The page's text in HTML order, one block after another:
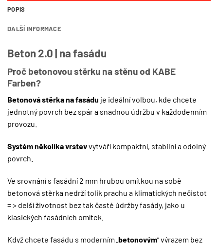
POPIS
DALŠÍ INFORMACE
Beton 2.0 | na fasádu
Proč betonovou stěrku na stěnu od KABE
Farben?
Betonová stěrka na fasádu je ideální volbou, kde chcete
jednotný povrch bez spár a snadnou údržbu v každodenním
provozu.
Systém několika vrstevvytváří kompaktní, stabilní a odolný
povrch.
Ve srovnání s fasádní 2 mm hrubou omítkou na sobě
betonová stěrka nedrží tolik prachu a klimatických nečistot
= > delší životnost bez tak časté údržby fasády, jako u
klasických fasádních omítek.
Když chcete fasádu s moderním „betonovým“ výrazem bez